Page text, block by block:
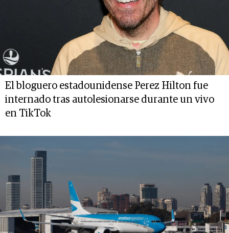
El bloguero estadounidense Perez Hilton fue
internado tras autolesionarse durante un vivo
en TikTok